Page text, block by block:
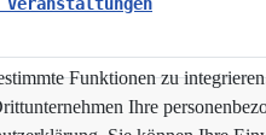
Funktionen zu
Ihre